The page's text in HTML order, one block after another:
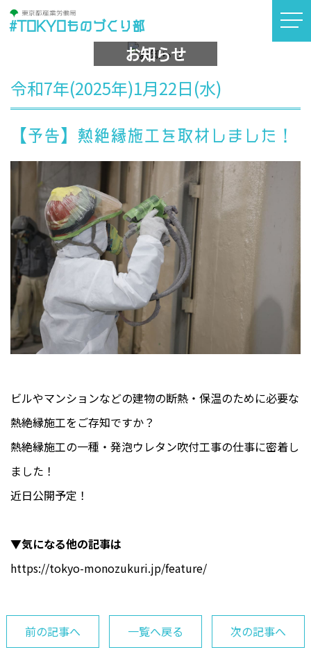
#TOKYOものづくり部
お知らせ
令和7年(2025年)1月22日(水)
【予告】熱絶縁施工を取材しました！
ビルやマンションなどの建物の断熱・保温のために必要な
熱絶縁施工をご存知ですか？
熱絶縁施工の一種・発泡ウレタン吹付工事の仕事に密着し
ました！
近日公開予定！
▼気になる他の記事は
https://tokyo-monozukuri.jp/feature/
前の記事へ 一覧へ戻る 次の記事へ